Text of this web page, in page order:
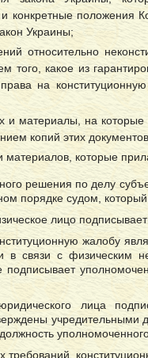
конкретные положения
Украины;
относительно
того, какое из
на
и ​​материалы, на которые
копий этих
материалов, которые
решения по делу
порядке судом, который
лицо подписывает
жалобу
в связи с физическим
подписывает
лица
учредительными